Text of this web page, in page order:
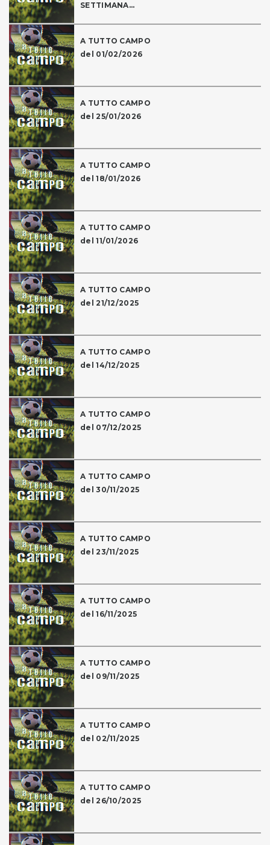
SETTIMANA...
A TUTTO CAMPO
del 01/02/2026
A TUTTO CAMPO
del 25/01/2026
A TUTTO CAMPO
del 18/01/2026
A TUTTO CAMPO
del 11/01/2026
A TUTTO CAMPO
del 21/12/2025
A TUTTO CAMPO
del 14/12/2025
A TUTTO CAMPO
del 07/12/2025
A TUTTO CAMPO
del 30/11/2025
A TUTTO CAMPO
del 23/11/2025
A TUTTO CAMPO
del 16/11/2025
A TUTTO CAMPO
del 09/11/2025
A TUTTO CAMPO
del 02/11/2025
A TUTTO CAMPO
del 26/10/2025